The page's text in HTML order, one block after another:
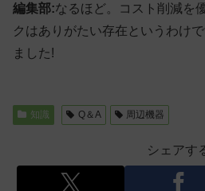
編集部:なるほど。コスト削減を
クはありがたい存在というわけ
ました!
知識 Q＆A 周辺機器
シェアす